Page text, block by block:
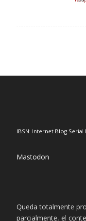
IBSN: Internet Blog Serial
Mastodon
Queda totalmente
parcialmente, el